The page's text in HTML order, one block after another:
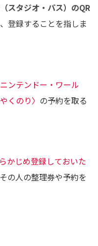
スタジオ・パス）のQR
登録することを指しま
ンテンドー・ワール
くのり〉 の予約を取る
かじめ登録しておいた
の人の整理券や予約を